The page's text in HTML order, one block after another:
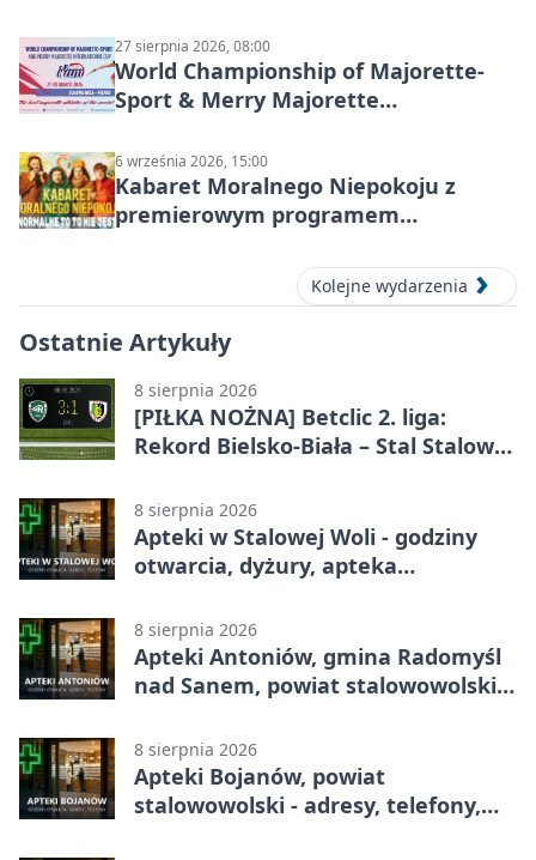
27 sierpnia 2026, 08:00
World Championship of Majorette-
Sport & Merry Majorette
Woli
6 września 2026, 15:00
Kabaret Moralnego Niepokoju z
premierowym programem
Kolejne wydarzenia
Ostatnie Artykuły
8 sierpnia 2026
[PIŁKA NOŻNA] Betclic 2. liga:
Rekord Bielsko-Biała – Stal Stalowa
8 sierpnia 2026
Apteki w Stalowej Woli - godziny
otwarcia, dyżury, apteka
8 sierpnia 2026
Apteki Antoniów, gmina Radomyśl
nad Sanem, powiat stalowowolski -
8 sierpnia 2026
Apteki Bojanów, powiat
stalowowolski - adresy, telefony,